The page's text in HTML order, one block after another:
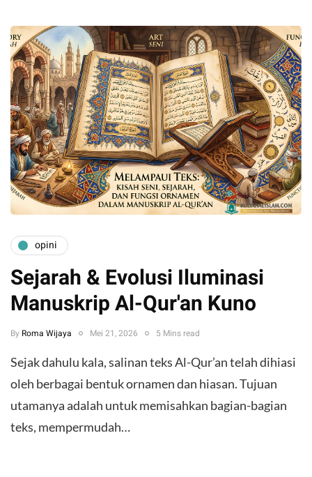
opini
Sejarah & Evolusi Iluminasi
Manuskrip Al-Qur'an Kuno
By Roma Wijaya Mei 21, 2026 5 Mins read
Sejak dahulu kala, salinan teks Al-Qur’an telah dihiasi
oleh berbagai bentuk ornamen dan hiasan. Tujuan
utamanya adalah untuk memisahkan bagian-bagian
teks, mempermudah…